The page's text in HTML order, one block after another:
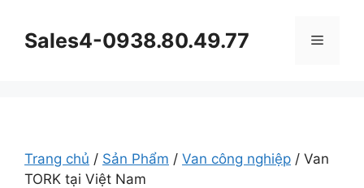
Sales4-0938.80.49.77 Menu
Trang chủ / Sản Phẩm / Van công nghiệp / Van
TORK tại Việt Nam